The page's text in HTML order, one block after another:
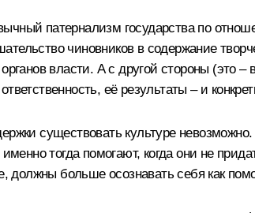
патернализм государства по
чиновников в содержание
власти. А с другой стороны (это
её результаты – и
существовать культуре
тогда помогают, когда они не
должны больше осознавать себя как